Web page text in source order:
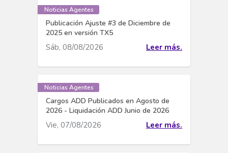
Noticias Agentes
Publicación Ajuste #3 de Diciembre de
2025 en versión TX5
Sáb, 08/08/2026 Leer más.
Noticias Agentes
Cargos ADD Publicados en Agosto de
2026 - Liquidación ADD Junio de 2026
Vie, 07/08/2026 Leer más.